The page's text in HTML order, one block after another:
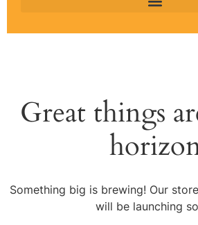
Great things
Something big is brewing! Our
will be launching